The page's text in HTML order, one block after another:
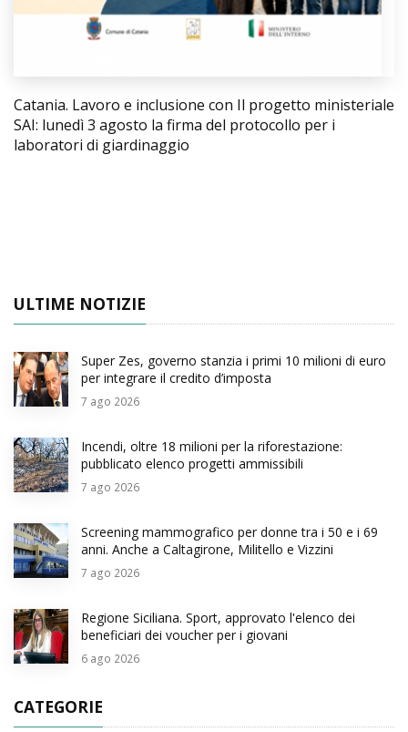
Catania. Lavoro e inclusione con Il progetto ministeriale
SAI: lunedì 3 agosto la firma del protocollo per i
laboratori di giardinaggio
ULTIME NOTIZIE
Super Zes, governo stanzia i primi 10 milioni di euro
per integrare il credito d’imposta
7 ago 2026
Incendi, oltre 18 milioni per la riforestazione:
pubblicato elenco progetti ammissibili
7 ago 2026
Screening mammografico per donne tra i 50 e i 69
anni. Anche a Caltagirone, Militello e Vizzini
7 ago 2026
Regione Siciliana. Sport, approvato l'elenco dei
beneficiari dei voucher per i giovani
6 ago 2026
CATEGORIE